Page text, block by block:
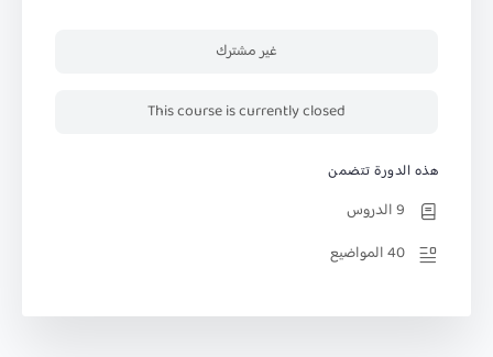
غير مشترك
This course is currently closed
هذه الدورة تتضمن
9 الدروس
40 المواضيع